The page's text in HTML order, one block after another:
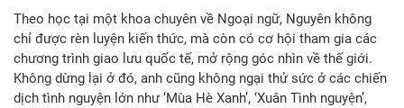
Theo học tại một khoa chuyên về Ngoại ngữ, Nguyên không
chỉ được rèn luyện kiến thức, mà còn có cơ hội tham gia các
chương trình giao lưu quốc tế, mở rộng góc nhìn về thế giới.
Không dừng lại ở đó, anh cũng không ngại thử sức ở các chiến
dịch tình nguyện lớn như ‘Mùa Hè Xanh’, ‘Xuân Tình nguyện’,